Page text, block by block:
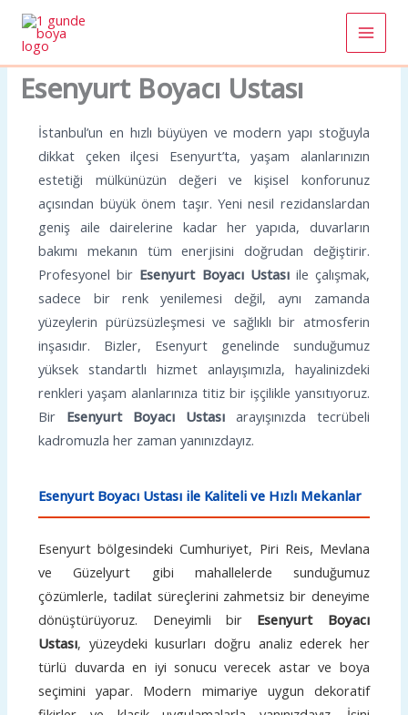
Esenyurt Boyacı Ustası
İstanbul’un en hızlı büyüyen ve modern yapı stoğuyla
dikkat çeken ilçesi Esenyurt’ta, yaşam alanlarınızın
estetiği mülkünüzün değeri ve kişisel konforunuz
açısından büyük önem taşır. Yeni nesil rezidanslardan
geniş aile dairelerine kadar her yapıda, duvarların
bakımı mekanın tüm enerjisini doğrudan değiştirir.
Profesyonel bir Esenyurt Boyacı Ustasıile çalışmak,
sadece bir renk yenilemesi değil, aynı zamanda
yüzeylerin pürüzsüzleşmesi ve sağlıklı bir atmosferin
inşasıdır. Bizler, Esenyurt genelinde sunduğumuz
yüksek standartlı hizmet anlayışımızla, hayalinizdeki
renkleri yaşam alanlarınıza titiz bir işçilikle yansıtıyoruz.
Bir Esenyurt Boyacı Ustasıarayışınızda tecrübeli
kadromuzla her zaman yanınızdayız.
Esenyurt Boyacı Ustası ile Kaliteli ve Hızlı Mekanlar
Esenyurt bölgesindeki Cumhuriyet, Piri Reis, Mevlana
ve Güzelyurt gibi mahallelerde sunduğumuz
çözümlerle, tadilat süreçlerini zahmetsiz bir deneyime
dönüştürüyoruz. Deneyimli bir Esenyurt Boyacı
Ustası, yüzeydeki kusurları doğru analiz ederek her
türlü duvarda en iyi sonucu verecek astar ve boya
seçimini yapar. Modern mimariye uygun dekoratif